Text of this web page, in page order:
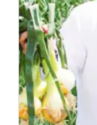
副業・
個人事
個人事